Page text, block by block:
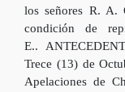
los señores R.
condición de
E..
Trece (13) de
Apelaciones de